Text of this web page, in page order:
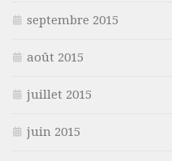
septembre 2015
août 2015
juillet 2015
juin 2015